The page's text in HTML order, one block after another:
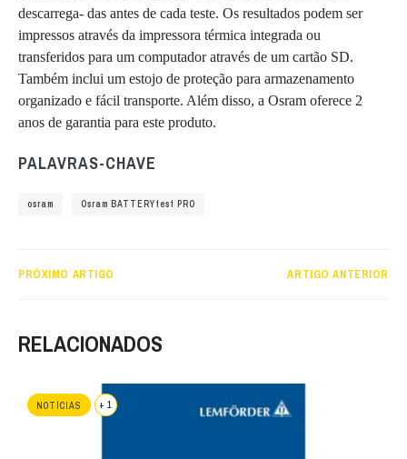
descarrega- das antes de cada teste. Os resultados podem ser
impressos através da impressora térmica integrada ou
transferidos para um computador através de um cartão SD.
Também inclui um estojo de proteção para armazenamento
organizado e fácil transporte. Além disso, a Osram oferece 2
anos de garantia para este produto.
PALAVRAS-CHAVE
osram Osram BATTERYtest PRO
PRÓXIMO ARTIGO ARTIGO ANTERIOR
RELACIONADOS
NOTÍCIAS + 1